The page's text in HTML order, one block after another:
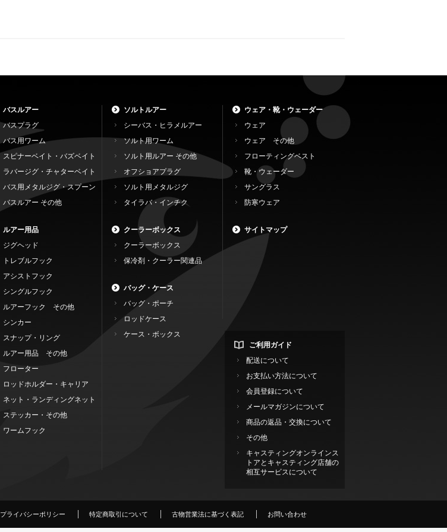
バスルアー
バスプラグ
バス用ワーム
スピナーベイト・バズベイト
ラバージグ・チャターベイト
バス用メタルジグ・スプーン
バスルアー その他
ルアー用品
ジグヘッド
トレブルフック
アシストフック
シングルフック
ルアーフック その他
シンカー
スナップ・リング
ルアー用品 その他
フローター
ロッドホルダー・キャリア
ネット・ランディングネット
ステッカー・その他
ワームフック
ソルトルアー
シーバス・ヒラメルアー
ソルト用ワーム
ソルト用ルアー その他
オフショアプラグ
ソルト用メタルジグ
タイラバ・インチク
クーラーボックス
クーラーボックス
保冷剤・クーラー関連品
バッグ・ケース
バッグ・ポーチ
ロッドケース
ケース・ボックス
ウェア・靴・ウェーダー
ウェア
ウェア その他
フローティングベスト
靴・ウェーダー
サングラス
防寒ウェア
サイトマップ
ご利用ガイド
配送について
お支払い方法について
会員登録について
メールマガジンについて
商品の返品・交換について
その他
キャスティングオンラインス
トアとキャスティング店舗の
相互サービスについて
プライバシーポリシー 特定商取引について 古物営業法に基づく表記 お問い合わせ